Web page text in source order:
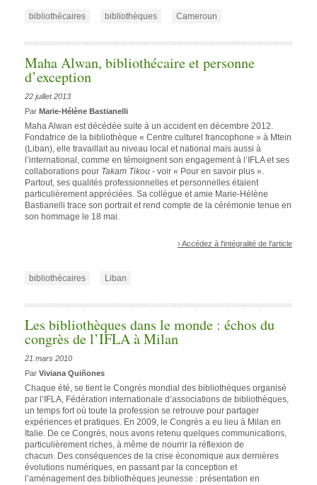
bibliothécaires bibliothèques Cameroun
Maha Alwan, bibliothécaire et personne
d’exception
22 juillet 2013
Par Marie-Hélène Bastianelli
Maha Alwan est décédée suite à un accident en décembre 2012.
Fondatrice de la bibliothèque « Centre culturel francophone » à Mtein
(Liban), elle travaillait au niveau local et national mais aussi à
l’international, comme en témoignent son engagement à l’IFLA et ses
collaborations pour Takam Tikou - voir « Pour en savoir plus ».
Partout, ses qualités professionnelles et personnelles étaient
particulièrement appréciées. Sa collègue et amie Marie-Hélène
Bastianelli trace son portrait et rend compte de la cérémonie tenue en
son hommage le 18 mai.
› Accédez à l'intégralité de l'article
bibliothécaires Liban
Les bibliothèques dans le monde : échos du
congrès de l’IFLA à Milan
21 mars 2010
Par Viviana Quiñones
Chaque été, se tient le Congrès mondial des bibliothèques organisé
par l’IFLA, Fédération internationale d’associations de bibliothèques,
un temps fort où toute la profession se retrouve pour partager
expériences et pratiques. En 2009, le Congrès a eu lieu à Milan en
Italie. De ce Congrès, nous avons retenu quelques communications,
particulièrement riches, à même de nourrir la réflexion de
chacun. Des conséquences de la crise économique aux dernières
évolutions numériques, en passant par la conception et
l’aménagement des bibliothèques jeunesse : présentation en